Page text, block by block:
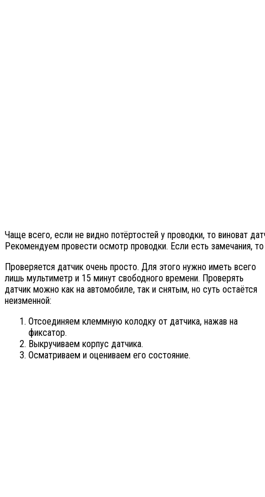
Чаще всего, если не видно потёртостей у проводки, то виноват
Рекомендуем провести осмотр проводки. Если есть замечания,
Проверяется датчик очень просто. Для этого нужно иметь всего
лишь мультиметр и 15 минут свободного времени. Проверять
датчик можно как на автомобиле, так и снятым, но суть остаётся
неизменной:
Отсоединяем клеммную колодку от датчика, нажав на
фиксатор.
Выкручиваем корпус датчика.
Осматриваем и оцениваем его состояние.